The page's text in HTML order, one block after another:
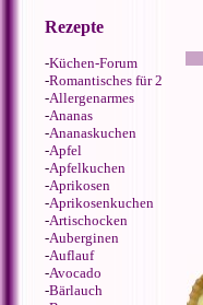
Rezepte
-Küchen-Forum
-Romantisches für 2
-Allergenarmes
-Ananas
-Ananaskuchen
-Apfel
-Apfelkuchen
-Aprikosen
-Aprikosenkuchen
-Artischocken
-Auberginen
-Auflauf
-Avocado
-Bärlauch